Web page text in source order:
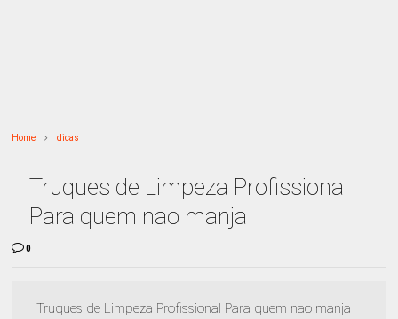
Home dicas
Truques de Limpeza Profissional
Para quem nao manja
0
Truques de Limpeza Profissional Para quem nao manja